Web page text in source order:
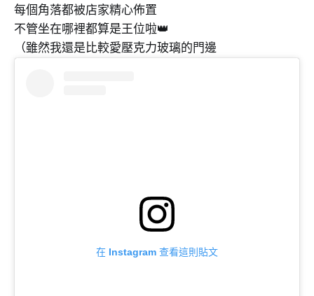
每個角落都被店家精心佈置
不管坐在哪裡都算是王位啦👑
（雖然我還是比較愛壓克力玻璃的門邊
在 Instagram 查看這則貼文